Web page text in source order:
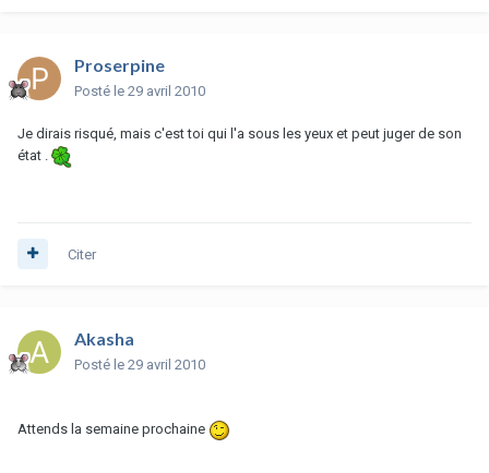
Proserpine
Posté le 29 avril 2010
Je dirais risqué, mais c'est toi qui l'a sous les yeux et peut juger de son
état .
Citer
Akasha
Posté le 29 avril 2010
Attends la semaine prochaine